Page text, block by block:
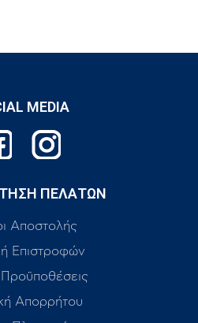
MEDIA
ΠΕΛΑΤΩΝ
Αποστολής
Επιστροφών
Απορρήτου